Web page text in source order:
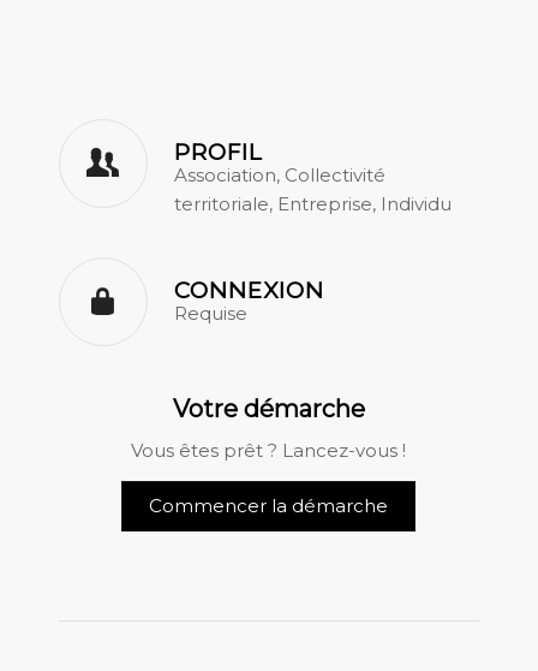
PROFIL
Association, Collectivité
territoriale, Entreprise, Individu
CONNEXION
Requise
Votre démarche
Vous êtes prêt ? Lancez-vous !
Commencer la démarche